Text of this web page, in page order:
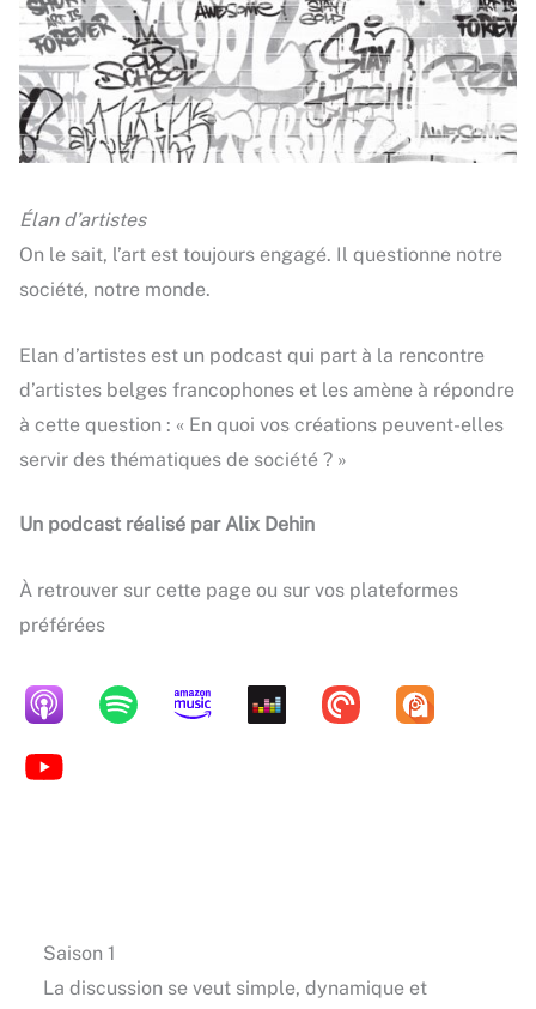
Élan d’artistes
On le sait, l’art est toujours engagé. Il questionne notre
société, notre monde.
Elan d’artistes est un podcast qui part à la rencontre
d’artistes belges francophones et les amène à répondre
à cette question : « En quoi vos créations peuvent-elles
servir des thématiques de société ? »
Un podcast réalisé par Alix Dehin
À retrouver sur cette page ou sur vos plateformes
préférées
Saison 1
La discussion se veut simple, dynamique et